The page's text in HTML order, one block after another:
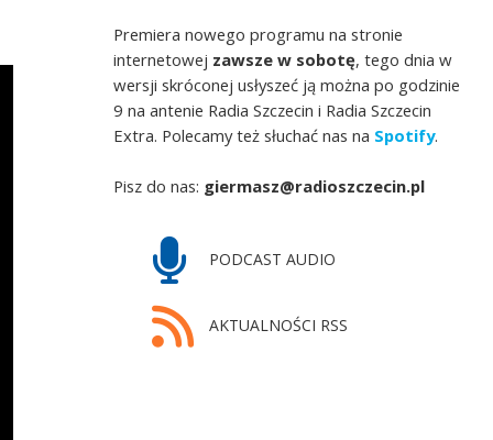
Premiera nowego programu na stronie
internetowej zawsze w sobotę, tego dnia w
wersji skróconej usłyszeć ją można po godzinie
9 na antenie Radia Szczecin i Radia Szczecin
Extra. Polecamy też słuchać nas na Spotify.
Pisz do nas: giermasz@radioszczecin.pl
PODCAST AUDIO
AKTUALNOŚCI RSS